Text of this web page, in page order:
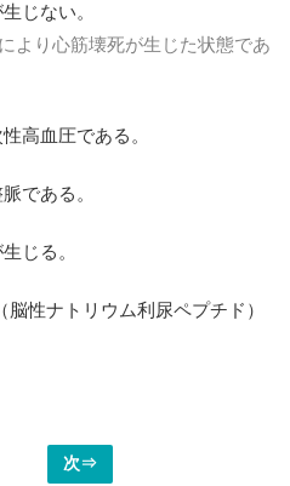
じない。
より心筋壊死が生じた状態であ
高血圧である。
である。
じる。
性ナトリウム利尿ペプチド）
次⇒